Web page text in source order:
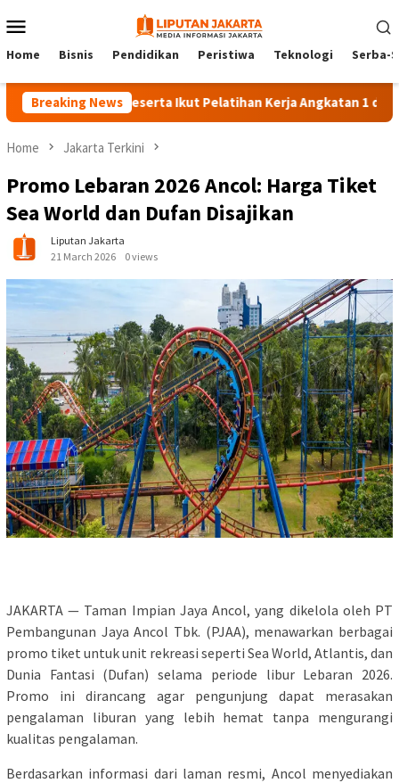
to
Menu
Home Bisnis Pendidikan Peristiwa Teknologi Serba-
Breaking News
140 Peserta Ikut Pelatihan Kerja Angkatan 1 di PPKD
Home Jakarta Terkini
Promo Lebaran 2026 Ancol: Harga Tiket
Sea World dan Dufan Disajikan
Liputan Jakarta
21 March 2026
0 views
JAKARTA — Taman Impian Jaya Ancol, yang dikelola oleh PT
Pembangunan Jaya Ancol Tbk. (PJAA), menawarkan berbagai
promo tiket untuk unit rekreasi seperti Sea World, Atlantis, dan
Dunia Fantasi (Dufan) selama periode libur Lebaran 2026.
Promo ini dirancang agar pengunjung dapat merasakan
pengalaman liburan yang lebih hemat tanpa mengurangi
kualitas pengalaman.
Berdasarkan informasi dari laman resmi, Ancol menyediakan